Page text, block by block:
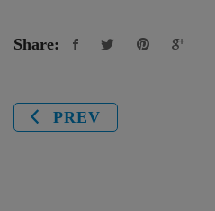
Share:
PREV